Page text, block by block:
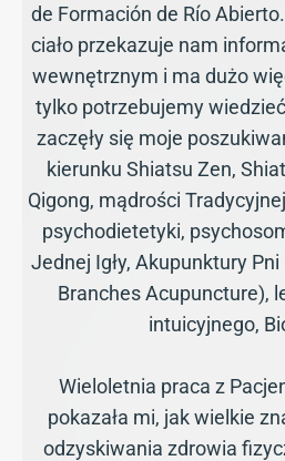
de Formación de Río
ciało przekazuje nam
wewnętrznym i ma dużo
tylko potrzebujemy
zaczęły się moje
kierunku Shiatsu Zen,
Qigong, mądrości
psychodietetyki,
Jednej Igły, Akupunktury
Branches Acupuncture),
intuicyjnego,
Wieloletnia praca z
pokazała mi, jak wielkie
odzyskiwania zdrowia